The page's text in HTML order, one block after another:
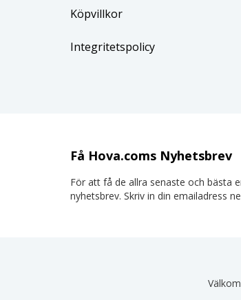
Köpvillkor
Integritetspolicy
Få Hova.coms Nyhetsbrev
För att få de allra senaste och bästa
nyhetsbrev. Skriv in din emailadress